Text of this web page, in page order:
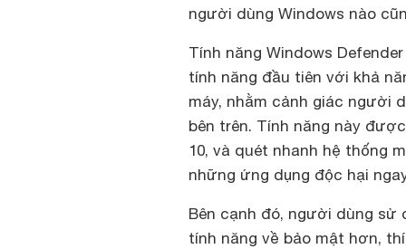
người dùng Windows nào
Tính năng Windows
tính năng đầu tiên với khả
máy, nhằm cảnh giác người
bên trên. Tính năng này
10, và quét nhanh hệ thống
những ứng dụng độc hại
Bên cạnh đó, người dùng
tính năng về bảo mật hơn,